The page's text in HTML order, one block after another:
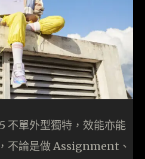
不單外型獨特，效能亦能
不論是做 Assignment、